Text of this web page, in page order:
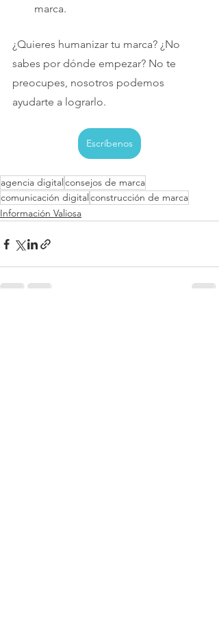
marca.
¿Quieres humanizar tu marca? ¿No
sabes por dónde empezar? No te
preocupes, nosotros podemos
ayudarte a lograrlo.
Escríbenos
agencia digital consejos de marca
comunicación digital construcción de marca
Información Valiosa